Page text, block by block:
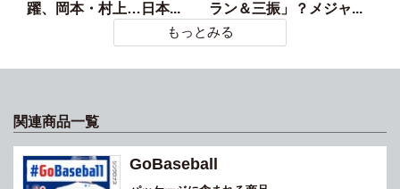
躍、岡本・村上…日本...
ラン＆三振」？メジャ...
もっとみる
関連商品一覧
GoBaseball